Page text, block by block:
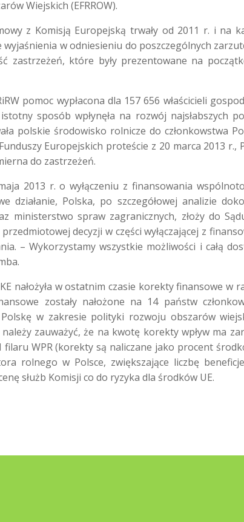
Wiejskich (EFRROW).
z Komisją Europejską trwały od 2011 r. i na
w odniesieniu do poszczególnych
zastrzeżeń, które były prezentowane na
pomoc wypłacona dla 157 656 właścicieli
sposób wpłynęła na rozwój najsłabszych
polskie środowisko rolnicze do członkowstwa
Europejskich proteście z 20 marca 2013 r.,
do zastrzeżeń.
2013 r. o wyłączeniu z finansowania
działanie, Polska, po szczegółowej analizie
spraw zagranicznych, złoży do
decyzji w części wyłączającej z
– Wykorzystamy wszystkie możliwości i całą
nałożyła w ostatnim czasie korekty finansowe w
zostały nałożone na 14 państw
w zakresie polityki rozwoju obszarów
zauważyć, że na kwotę korekty wpływ ma
WPR (korekty są naliczane jako procent
rolnego w Polsce, zwiększające liczbę
służb Komisji co do ryzyka dla środków UE.